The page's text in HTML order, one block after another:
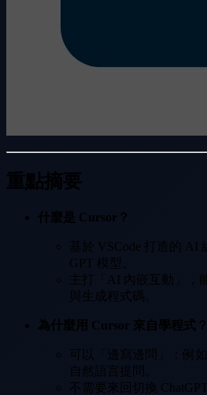
重點摘要
什麼是 Cursor？
基於 VSCode 打造的 AI
GPT 模型。
主打「AI 內嵌互動」，
與生成程式碼。
為什麼用 Cursor 來自學程式？
可以「邊寫邊問」：例
自然語言提問。
不需要來回切換